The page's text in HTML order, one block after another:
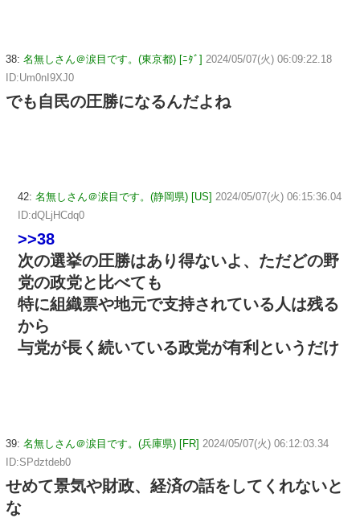
38: 名無しさん＠涙目です。(東京都) [ﾆﾀﾞ] 2024/05/07(火) 06:09:22.18
ID:Um0nI9XJ0
でも自民の圧勝になるんだよね
42: 名無しさん＠涙目です。(静岡県) [US] 2024/05/07(火) 06:15:36.04
ID:dQLjHCdq0
>>38
次の選挙の圧勝はあり得ないよ、ただどの野
党の政党と比べても
特に組織票や地元で支持されている人は残る
から
与党が長く続いている政党が有利というだけ
39: 名無しさん＠涙目です。(兵庫県) [FR] 2024/05/07(火) 06:12:03.34
ID:SPdztdeb0
せめて景気や財政、経済の話をしてくれないと
な